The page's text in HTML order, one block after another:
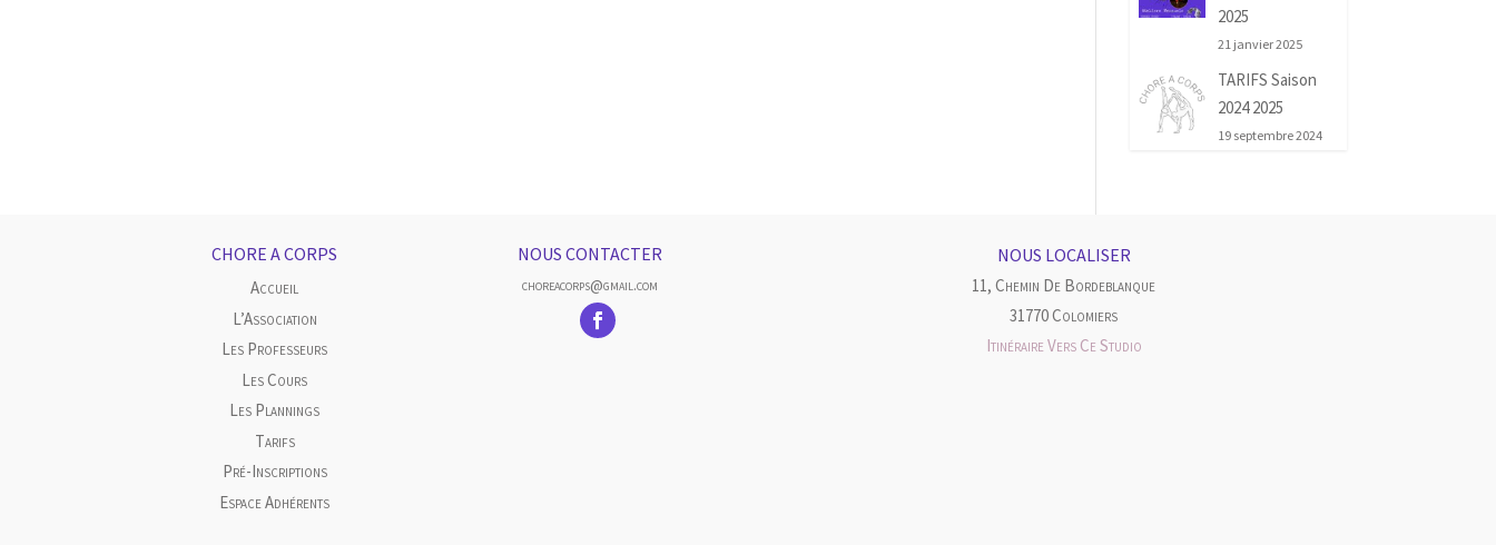
2025
21 janvier 2025
TARIFS Saison
2024 2025
19 septembre 2024
CHORE A CORPS
Accueil
L’Association
Les Professeurs
Les Cours
Les Plannings
Tarifs
Pré-Inscriptions
Espace Adhérents
NOUS CONTACTER
choreacorps@gmail.com
NOUS LOCALISER
11, Chemin De Bordeblanque
31770 Colomiers
Itinéraire Vers Ce Studio